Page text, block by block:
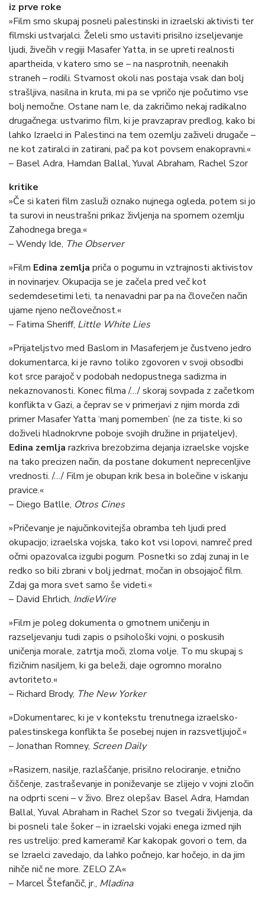
iz prve roke
»Film smo skupaj posneli palestinski in izraelski aktivisti ter
filmski ustvarjalci. Želeli smo ustaviti prisilno izseljevanje
ljudi, živečih v regiji Masafer Yatta, in se upreti realnosti
apartheida, v katero smo se – na nasprotnih, neenakih
straneh – rodili. Stvarnost okoli nas postaja vsak dan bolj
strašljiva, nasilna in kruta, mi pa se vpričo nje počutimo vse
bolj nemočne. Ostane nam le, da zakričimo nekaj radikalno
drugačnega: ustvarimo film, ki je pravzaprav predlog, kako bi
lahko Izraelci in Palestinci na tem ozemlju zaživeli drugače –
ne kot zatiralci in zatirani, pač pa kot povsem enakopravni.«
– Basel Adra, Hamdan Ballal, Yuval Abraham, Rachel Szor
kritike
»Če si kateri film zasluži oznako nujnega ogleda, potem si jo
ta surovi in neustrašni prikaz življenja na spornem ozemlju
Zahodnega brega.«
– Wendy Ide, The Observer
»Film Edina zemlja priča o pogumu in vztrajnosti aktivistov
in novinarjev. Okupacija se je začela pred več kot
sedemdesetimi leti, ta nenavadni par pa na človečen način
ujame njeno nečlovečnost.«
– Fatima Sheriff, Little White Lies
»Prijateljstvo med Baslom in Masaferjem je čustveno jedro
dokumentarca, ki je ravno toliko zgovoren v svoji obsodbi
kot srce parajoč v podobah nedopustnega sadizma in
nekaznovanosti. Konec filma /…/ skoraj sovpada z začetkom
konflikta v Gazi, a čeprav se v primerjavi z njim morda zdi
primer Masafer Yatta ‘manj pomemben’ (ne za tiste, ki so
doživeli hladnokrvne poboje svojih družine in prijateljev),
Edina zemlja razkriva brezobzirna dejanja izraelske vojske
na tako precizen način, da postane dokument neprecenljive
vrednosti. /…/ Film je obupan krik besa in bolečine v iskanju
pravice.«
– Diego Batlle, Otros Cines
»Pričevanje je najučinkovitejša obramba teh ljudi pred
okupacijo; izraelska vojska, tako kot vsi lopovi, namreč pred
očmi opazovalca izgubi pogum. Posnetki so zdaj zunaj in le
redko so bili zbrani v bolj jedrnat, močan in obsojajoč film.
Zdaj ga mora svet samo še videti.«
– David Ehrlich, IndieWire
»Film je poleg dokumenta o gmotnem uničenju in
razseljevanju tudi zapis o psihološki vojni, o poskusih
uničenja morale, zatrtja moči, zloma volje. To mu skupaj s
fizičnim nasiljem, ki ga beleži, daje ogromno moralno
avtoriteto.«
– Richard Brody, The New Yorker
»Dokumentarec, ki je v kontekstu trenutnega izraelsko-
palestinskega konflikta še posebej nujen in razsvetljujoč.«
– Jonathan Romney, Screen Daily
»Rasizem, nasilje, razlaščanje, prisilno relociranje, etnično
čiščenje, zastraševanje in poniževanje se zlijejo v vojni zločin
na odprti sceni – v živo. Brez olepšav. Basel Adra, Hamdan
Ballal, Yuval Abraham in Rachel Szor so tvegali življenja, da
bi posneli tale šoker – in izraelski vojaki enega izmed njih
res ustrelijo: pred kamerami! Kar kakopak govori o tem, da
se Izraelci zavedajo, da lahko počnejo, kar hočejo, in da jim
nihče nič ne more. ZELO ZA«
– Marcel Štefančič, jr., Mladina